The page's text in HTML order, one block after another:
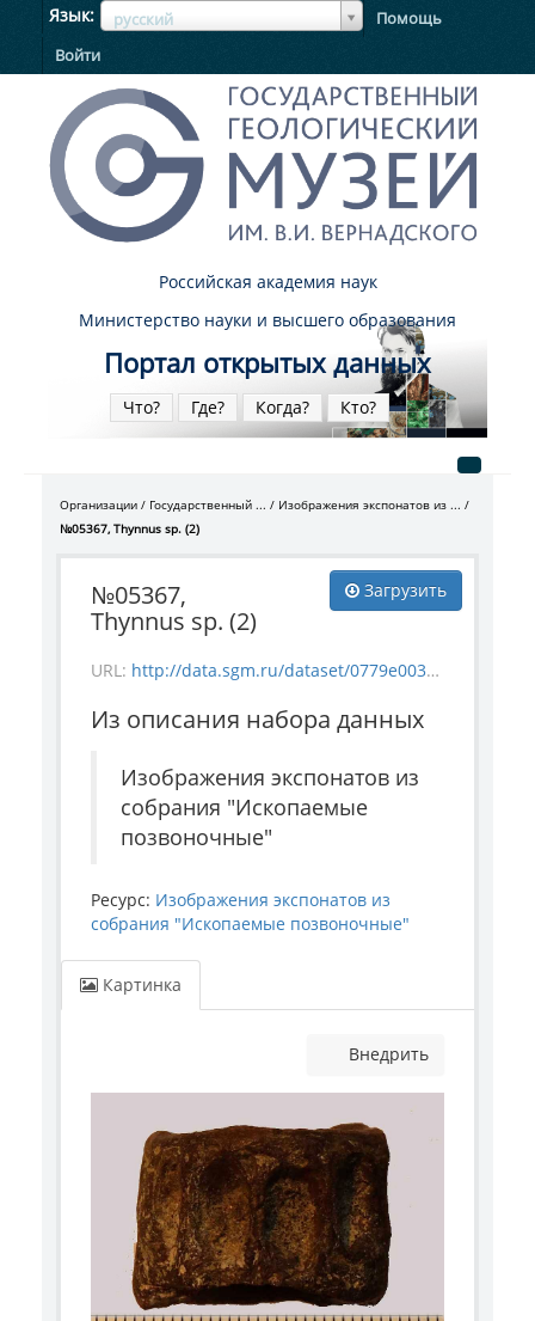
Язык русский
ЯзыкЯзык
Помощь
Войти
Российская академия наук
Министерство науки и высшего образования
Портал открытых данных
Что? Где? Когда? Кто?
Организации Государственный ...
Изображения экспонатов из ...
№05367, Thynnus sp. (2)
Загрузить
№05367,
Thynnus sp. (2)
URL: http://data.sgm.ru/dataset/0779e003-a6be-4363-bd84-0ae696d3d0ba/resource/07a975ed-9362-4b72-902c-564356fe3f9a/download/5367b.jpg
Из описания набора данных
Изображения экспонатов из
собрания "Ископаемые
позвоночные"
Ресурс: Изображения экспонатов из
собрания "Ископаемые позвоночные"
Картинка
Внедрить